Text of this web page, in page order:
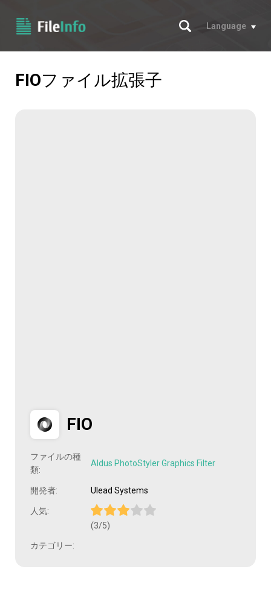
サーチ
Language
FIOファイル拡張子
FIO
ファイルの種
類:
Aldus PhotoStyler Graphics Filter
開発者: Ulead Systems
人気:
(3/5)
カテゴリー: